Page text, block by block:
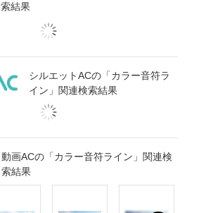
索結果
シルエットACの「カラー音符ラ
イン」関連検索結果
動画ACの「カラー音符ライン」関連検
索結果